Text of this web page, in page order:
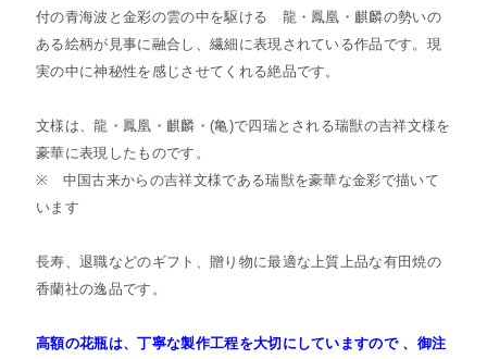
付の青海波と金彩の雲の中を駆ける 龍・鳳凰・麒麟の勢いの
ある絵柄が見事に融合し、繊細に表現されている作品です。現
実の中に神秘性を感じさせてくれる絶品です。
文様は、龍・鳳凰・麒麟・(亀)で四瑞とされる瑞獣の吉祥文様を
豪華に表現したものです。
※ 中国古来からの吉祥文様である瑞獣を豪華な金彩で描いて
います
長寿、退職などのギフト、贈り物に最適な上質上品な有田焼の
香蘭社の逸品です。
高額の花瓶は、丁寧な製作工程を大切にしていますので 、御注